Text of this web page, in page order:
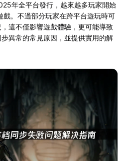
年全平台發行，越來越多玩家開始
。不過部分玩家在跨平台遊玩時可
這不僅影響遊戲體驗，更可能導致
異常的常見原因，並提供實用的解